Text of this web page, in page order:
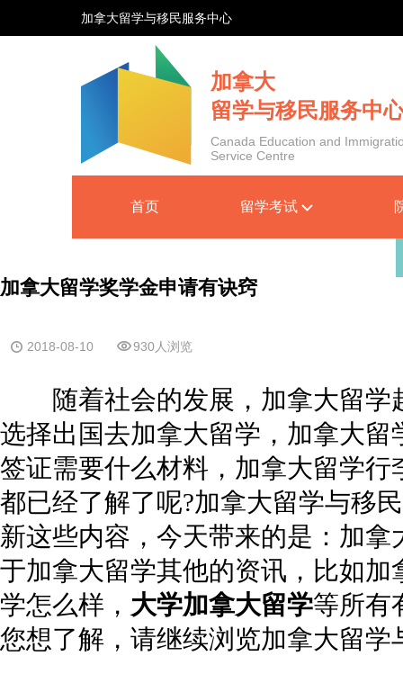
加拿大留学与移民服务中心
加拿大
留学与移民服务中
Canada Education and
Service Centre
首页 留学考试
加拿大留学奖学金申请有诀窍
2018-08-10 930人浏览
随着社会的发展，加拿大留学
选择出国去加拿大留学，加拿大
签证需要什么材料，加拿大留学
都已经了解了呢?加拿大留学与移
新这些内容，今天带来的是：加
于加拿大留学其他的资讯，比如
学怎么样， 大学加拿大留学等所有
您想了解，请继续浏览加拿大留学